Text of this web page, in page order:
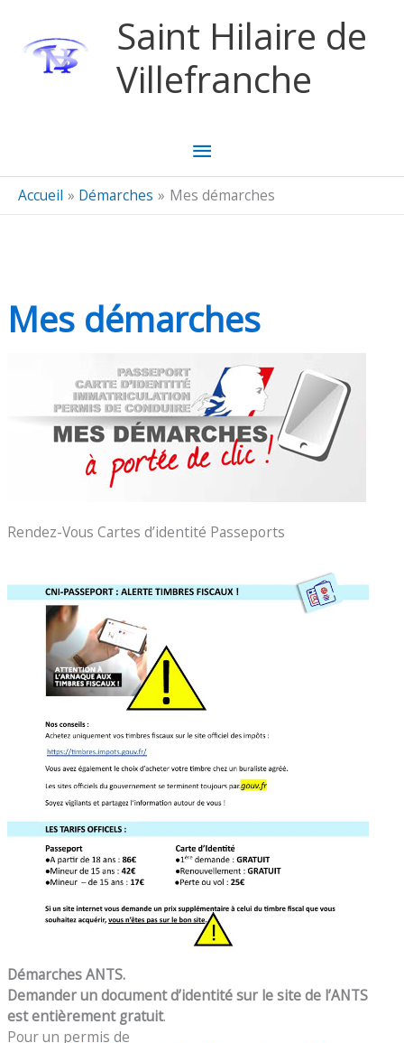
Saint Hilaire de
Villefranche
Menu
principal
Accueil Démarches Mes démarches
Mes démarches
Rendez-Vous Cartes d’identité Passeports
Démarches ANTS.
Demander un document d’identité sur le site de l’ANTS
est entièrement gratuit.
Pour un permis de